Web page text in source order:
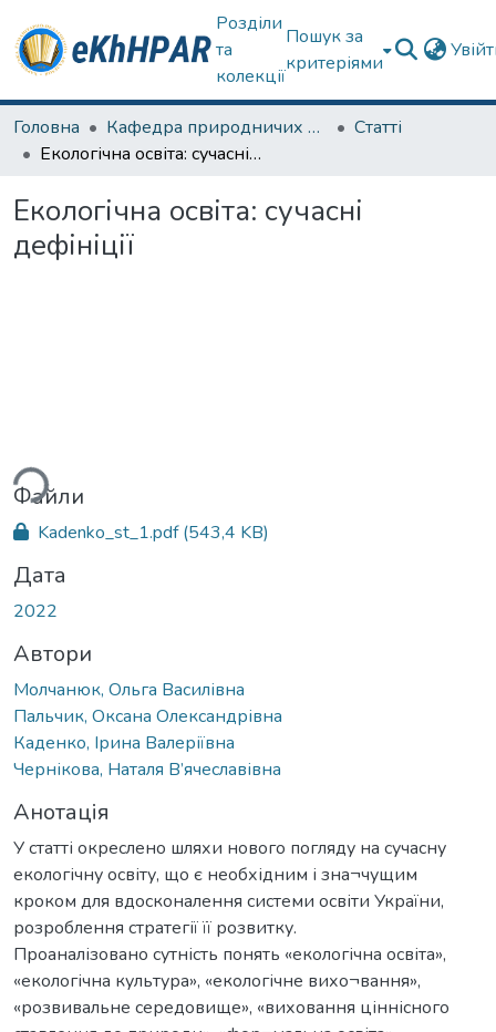
Розділи
та
колекції
Пошук за
критеріями
Головна Кафедра природничих наук та здоров'язбереження
Статті
Екологічна освіта: сучасні дефініції
Екологічна освіта: сучасні
дефініції
Файли
Kadenko_st_1.pdf(543,4 KB)
Дата
2022
Автори
Молчанюк, Ольга Василівна
Пальчик, Оксана Олександрівна
Каденко, Ірина Валеріївна
Чернікова, Наталя В’ячеславівна
Анотація
У статті окреслено шляхи нового погляду на сучасну
екологічну освіту, що є необхідним і зна¬чущим
кроком для вдосконалення системи освіти України,
розроблення стратегії її розвитку.
Проаналізовано сутність понять «екологічна освіта»,
«екологічна культура», «екологічне вихо¬вання»,
«розвивальне середовище», «виховання ціннісного